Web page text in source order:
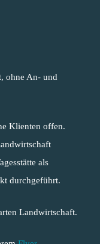
ohne An- und
Klienten offen.
als
durchgeführt.
Landwirtschaft.